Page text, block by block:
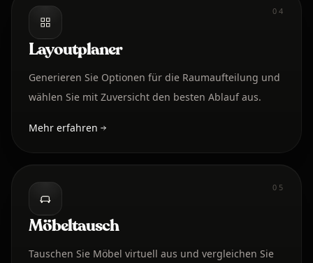
04
Layoutplaner
Generieren Sie Optionen für die Raumaufteilung und
wählen Sie mit Zuversicht den besten Ablauf aus.
Mehr erfahren
05
Möbeltausch
Tauschen Sie Möbel virtuell aus und vergleichen Sie